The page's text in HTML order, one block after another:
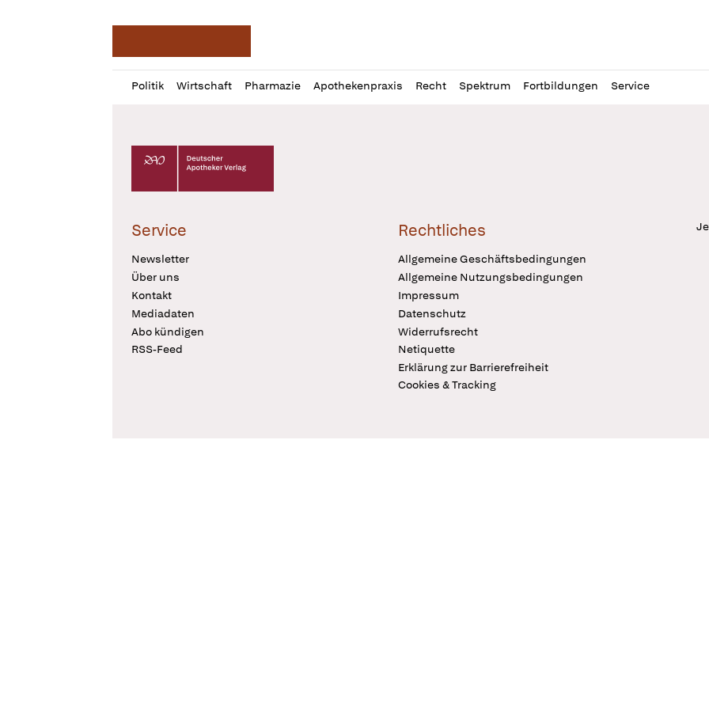
Politik Wirtschaft Pharmazie Apothekenpraxis Recht Spektrum Fortbildungen Service
Profil
öffnen
Daz
Pur
Deutscher Apotheker Verlag Logo
Service
Newsletter
Über uns
Kontakt
Mediadaten
Abo kündigen
RSS-Feed
Rechtliches
Allgemeine Geschäftsbedingungen
Allgemeine Nutzungsbedingungen
Impressum
Datenschutz
Widerrufsrecht
Netiquette
Erklärung zur Barrierefreiheit
Cookies & Tracking